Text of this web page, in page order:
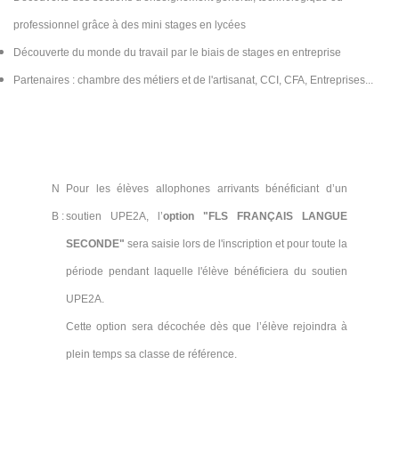
professionnel grâce à des mini stages en lycées
Découverte du monde du travail par le biais de stages en entreprise
Partenaires : chambre des métiers et de l'artisanat, CCI, CFA, Entreprises...
N
B :
Pour les élèves allophones arrivants bénéficiant d’un
soutien UPE2A, l’option "FLS FRANÇAIS LANGUE
SECONDE" sera saisie lors de l'inscription et pour toute la
période pendant laquelle l'élève bénéficiera du soutien
UPE2A.
Cette option sera décochée dès que l’élève rejoindra à
plein temps sa classe de référence.